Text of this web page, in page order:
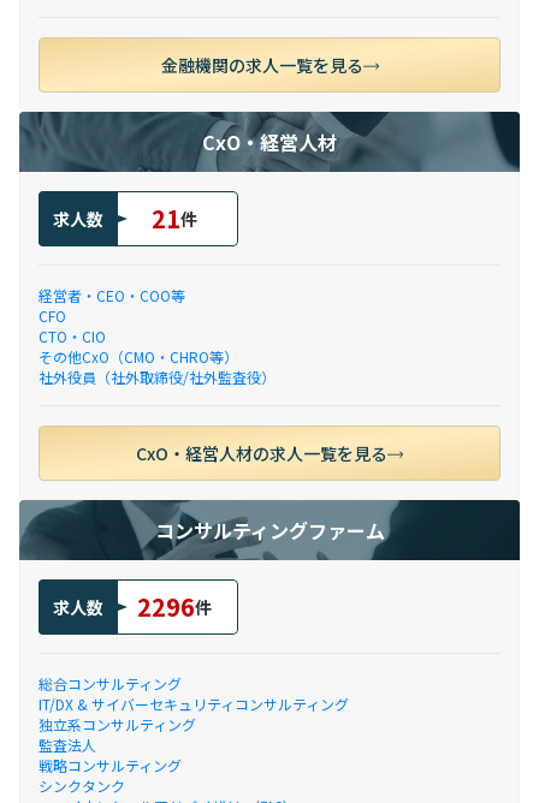
金融機関の求人一覧を見る
CxO・経営人材
求人数 21件
経営者・CEO・COO等
CFO
CTO・CIO
その他CxO（CMO・CHRO等）
社外役員（社外取締役/社外監査役）
CxO・経営人材の求人一覧を見る
コンサルティングファーム
求人数 2296件
総合コンサルティング
IT/DX & サイバーセキュリティコンサルティング
独立系コンサルティング
監査法人
戦略コンサルティング
シンクタンク